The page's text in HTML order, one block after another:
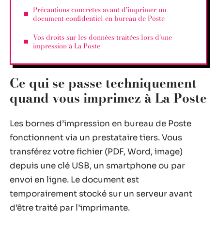
Précautions concrètes avant d’imprimer un
document confidentiel en bureau de Poste
Vos droits sur les données traitées lors d’une
impression à La Poste
Ce qui se passe techniquement
quand vous imprimez à La Poste
Les bornes d’impression en bureau de Poste
fonctionnent via un prestataire tiers. Vous
transférez votre fichier (PDF, Word, image)
depuis une clé USB, un smartphone ou par
envoi en ligne. Le document est
temporairement stocké sur un serveur avant
d’être traité par l’imprimante.